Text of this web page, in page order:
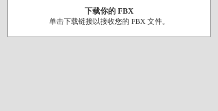
下载你的 FBX
单击下载链接以接收您的 FBX 文件。